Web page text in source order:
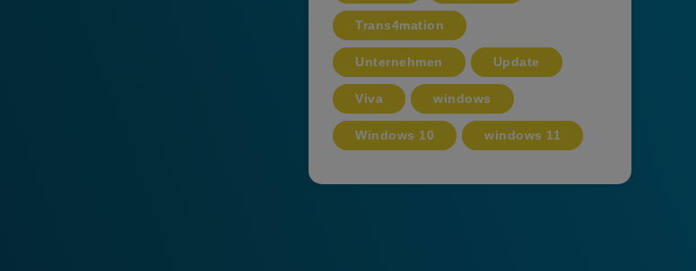
Trans4mation
Unternehmen Update
Viva windows
Windows 10 windows 11